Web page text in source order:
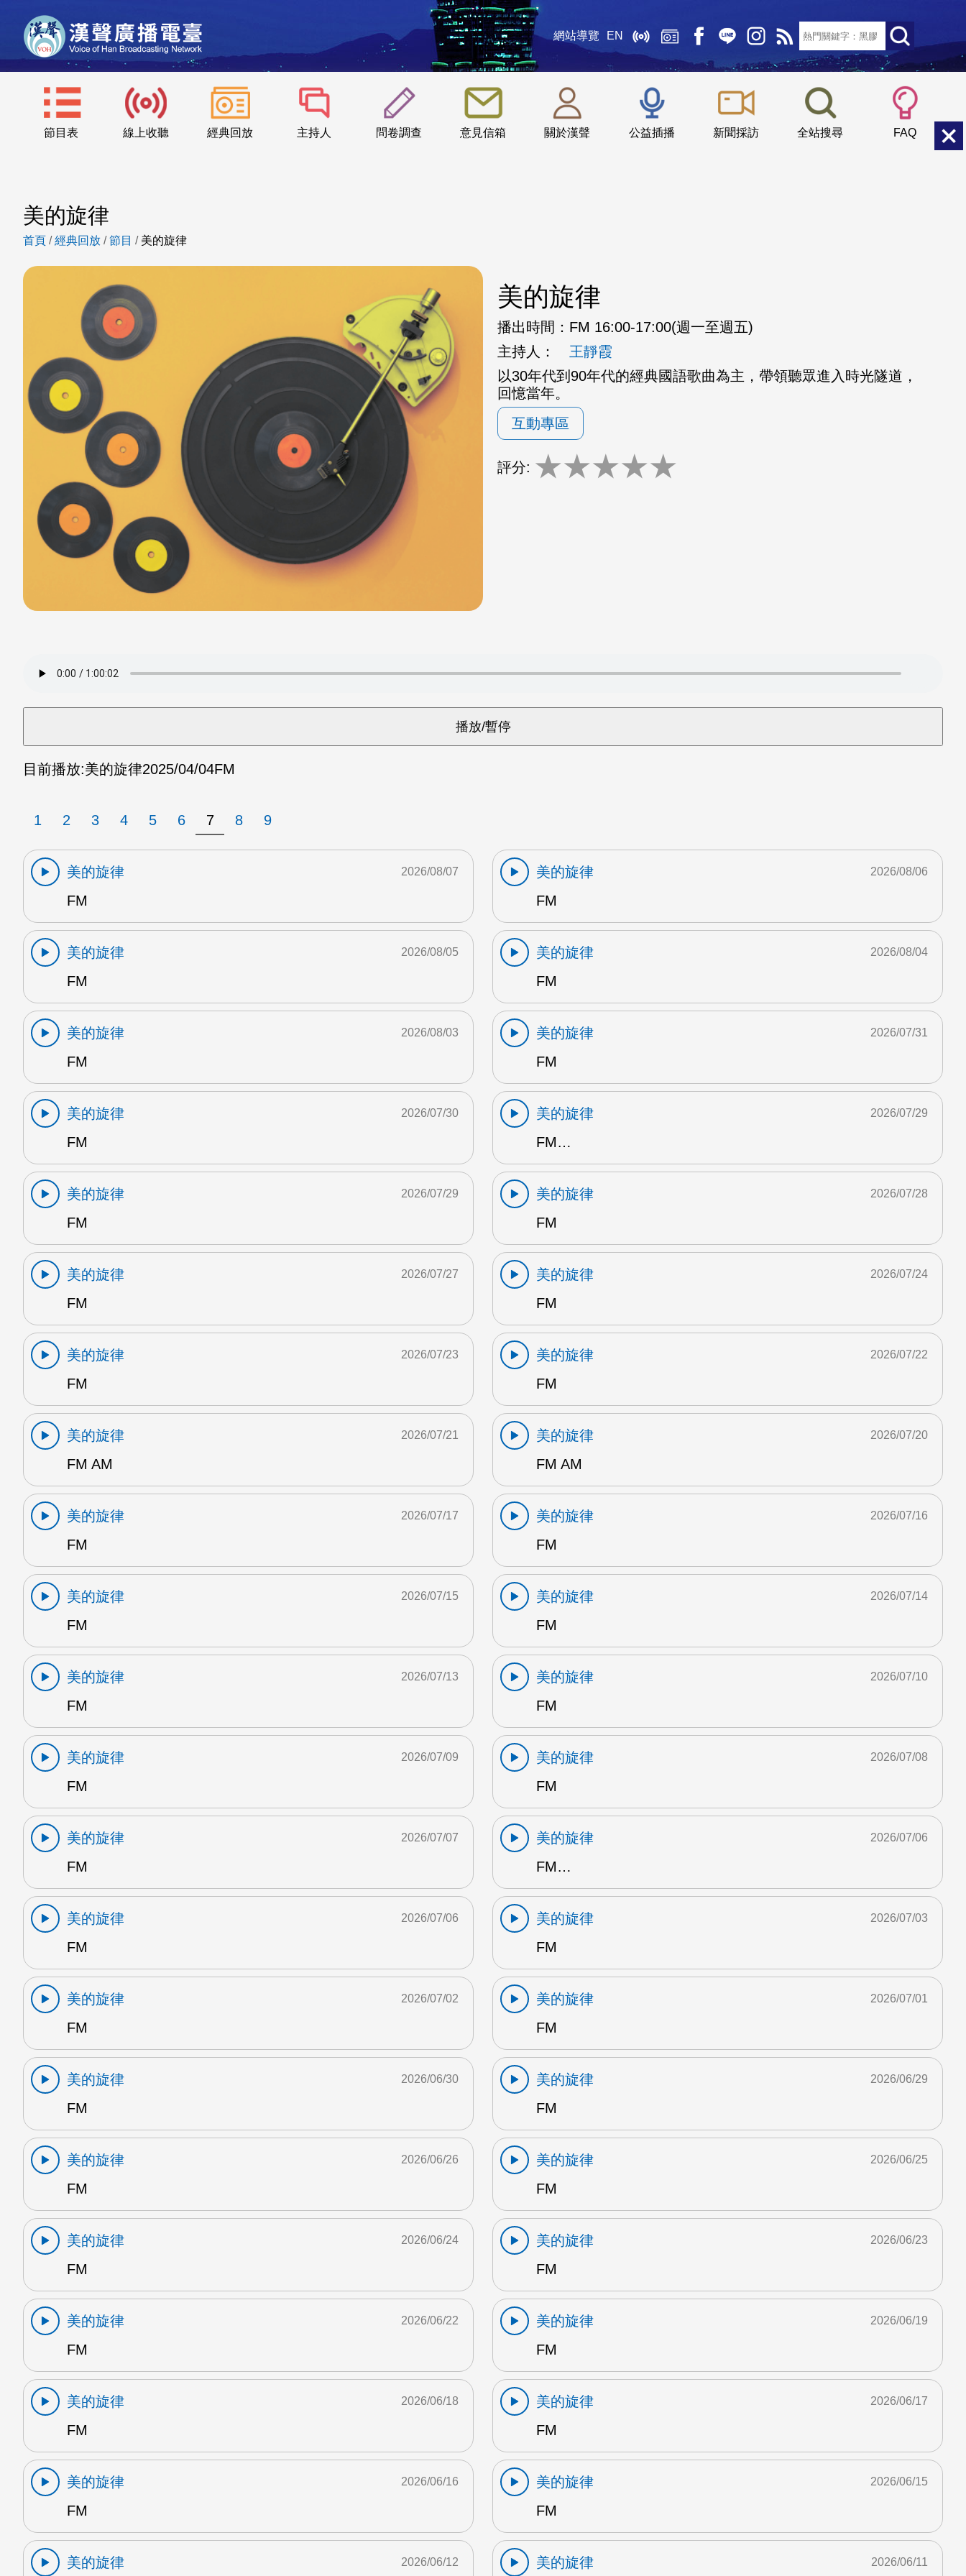
網站導覽 EN
節目表 線上收聽 經典回放 主持人 問卷調查 意見信箱 關於漢聲 公益插播 新聞採訪 全站搜尋 FAQ
::: 小 中
美的旋律
首頁 /經典回放 /節目 / 美的旋律
美的旋律
播出時間： FM 16:00-17:00(週一至週五)
主持人：
王靜霞
以30年代到90年代的經典國語歌曲為主，帶領聽眾進入時光隧道，
回憶當年。
互動專區
評分: ★★★★★
目前播放:美的旋律2025/04/04FM
1 2 3 4 5 6 7 8 9
美的旋律
FM
2026/08/07
美的旋律
FM
2026/08/06
美的旋律
FM
2026/08/05
美的旋律
FM
2026/08/04
美的旋律
FM
2026/08/03
美的旋律
FM
2026/07/31
美的旋律
FM
2026/07/30
美的旋律
FM…
2026/07/29
美的旋律
FM
2026/07/29
美的旋律
FM
2026/07/28
美的旋律
FM
2026/07/27
美的旋律
FM
2026/07/24
美的旋律
FM
2026/07/23
美的旋律
FM
2026/07/22
美的旋律
FM AM
2026/07/21
美的旋律
FM AM
2026/07/20
美的旋律
FM
2026/07/17
美的旋律
FM
2026/07/16
美的旋律
FM
2026/07/15
美的旋律
FM
2026/07/14
美的旋律
FM
2026/07/13
美的旋律
FM
2026/07/10
美的旋律
FM
2026/07/09
美的旋律
FM
2026/07/08
美的旋律
FM
2026/07/07
美的旋律
FM…
2026/07/06
美的旋律
FM
2026/07/06
美的旋律
FM
2026/07/03
美的旋律
FM
2026/07/02
美的旋律
FM
2026/07/01
美的旋律
FM
2026/06/30
美的旋律
FM
2026/06/29
美的旋律
FM
2026/06/26
美的旋律
FM
2026/06/25
美的旋律
FM
2026/06/24
美的旋律
FM
2026/06/23
美的旋律
FM
2026/06/22
美的旋律
FM
2026/06/19
美的旋律
FM
2026/06/18
美的旋律
FM
2026/06/17
美的旋律
FM
2026/06/16
美的旋律
FM
2026/06/15
美的旋律 2026/06/12 美的旋律 2026/06/11